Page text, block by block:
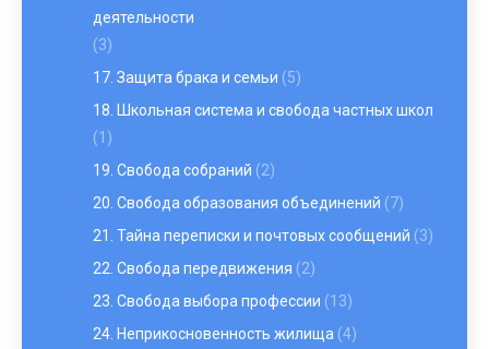
деятельности
(3)
17. Защита брака и семьи (5)
18. Школьная система и свобода частных школ
(1)
19. Свобода собраний (2)
20. Свобода образования объединений (7)
21. Тайна переписки и почтовых сообщений (3)
22. Свобода передвижения (2)
23. Свобода выбора профессии (13)
24. Неприкосновенность жилища (4)